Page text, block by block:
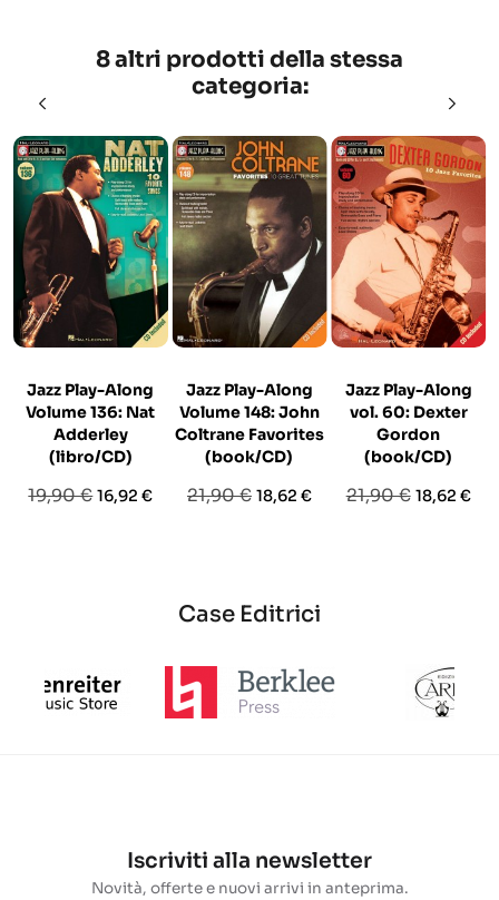
8 altri prodotti della stessa
categoria:
Jazz Play-Along
Volume 136: Nat
Adderley
(libro/CD)
Prezzo
19,90 €Prezzo
16,92 €
Jazz Play-Along
Volume 148: John
Coltrane Favorites
(book/CD)
Prezzo
21,90 € Prezzo
18,62 €
Jazz Play-Along
vol. 60: Dexter
Gordon
(book/CD)
Prezzo
21,90 € Prezzo
18,62 €
Case Editrici
Iscriviti alla newsletter
Novità, offerte e nuovi arrivi in anteprima.